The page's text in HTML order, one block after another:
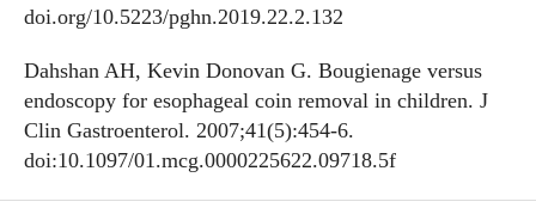
doi.org/10.5223/pghn.2019.22.2.132
Dahshan AH, Kevin Donovan G. Bougienage versus
endoscopy for esophageal coin removal in children. J
Clin Gastroenterol. 2007;41(5):454-6.
doi:10.1097/01.mcg.0000225622.09718.5f